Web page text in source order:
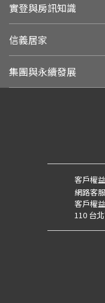
實登與房訊知識
信義居家
集團與永續發展
客戶權
網路客服
客戶權
110 台